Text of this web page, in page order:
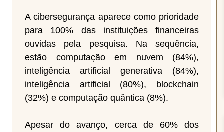
A cibersegurança aparece como prioridade
para 100% das instituições financeiras
ouvidas pela pesquisa. Na sequência,
estão computação em nuvem (84%),
inteligência artificial generativa (84%),
inteligência artificial (80%), blockchain
(32%) e computação quântica (8%).
Apesar do avanço, cerca de 60% dos